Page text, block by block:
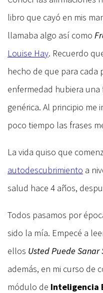
libro que cayó en mis
llamaba algo así como
Louise Hay. Recuerdo
hecho de que para
enfermedad hubiera una
genérica. Al principio
poco tiempo las frases
La vida quiso que
autodescubrimiento a
salud hace 4 años,
Todos pasamos por
sido la mía. Empecé a
ellos Usted Puede Sanar
además, en mi curso de
módulo de Inteligencia